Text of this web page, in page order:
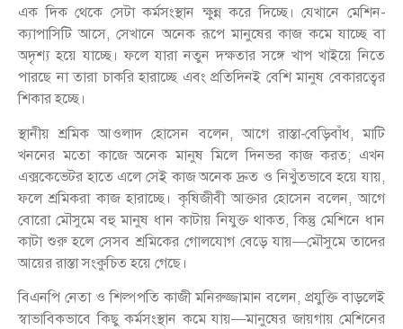
এক দিক থেকে সেটা কর্মসংস্থান ক্ষুন্ন করে দিচ্ছে। যেখানে মেশিন-
ক্যাপাসিটি আসে, সেখানে অনেক রূপে মানুষের কাজ কমে যাচ্ছে বা
অদৃশ্য হয়ে যাচ্ছে। ফলে যারা নতুন দক্ষতার সঙ্গে খাপ খাইয়ে নিতে
পারছে না তারা চাকরি হারাচ্ছে এবং প্রতিদিনই বেশি মানুষ বেকারত্বের
শিকার হচ্ছে।
স্থানীয় শ্রমিক আওলাদ হোসেন বলেন, আগে রাস্তা-বেড়িবাঁধ, মাটি
খননের মতো কাজে অনেক মানুষ মিলে দিনভর কাজ করত; এখন
এক্সকেভেটর হাতে এলে সেই কাজ অনেক দ্রুত ও নিখুঁতভাবে হয়ে যায়,
ফলে শ্রমিকরা কাজ হারাচ্ছে। কৃষিজীবী আক্তার হোসেন বলেন, আগে
বোরো মৌসুমে বহু মানুষ ধান কাটায় নিযুক্ত থাকত, কিন্তু মেশিনে ধান
কাটা শুরু হলে সেসব শ্রমিকের গোলযোগ বেড়ে যায়—মৌসুমে তাদের
আয়ের রাস্তা সংকুচিত হয়ে গেছে।
বিএনপি নেতা ও শিল্পপতি কাজী মনিরুজ্জামান বলেন, প্রযুক্তি বাড়লেই
স্বাভাবিকভাবে কিছু কর্মসংস্থান কমে যায়—মানুষের জায়গায় মেশিনের